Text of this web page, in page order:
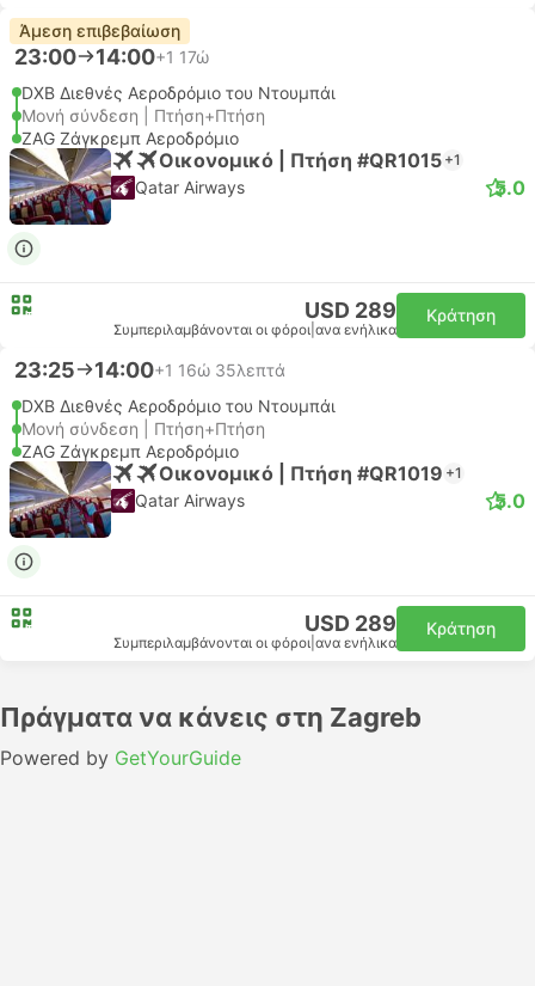
Άμεση επιβεβαίωση
23:00 14:00+1 17ώ
DXB Διεθνές Αεροδρόμιο του Ντουμπάι
Μονή σύνδεση | Πτήση+Πτήση
ZAG Ζάγκρεμπ Αεροδρόμιο
Οικονομικό | Πτήση #QR1015 +1
Qatar Airways 5.0
USD 289
Συμπεριλαμβάνονται οι φόροι ανα ενήλικα
Κράτηση
23:25 14:00+1 16ώ 35λεπτά
DXB Διεθνές Αεροδρόμιο του Ντουμπάι
Μονή σύνδεση | Πτήση+Πτήση
ZAG Ζάγκρεμπ Αεροδρόμιο
Οικονομικό | Πτήση #QR1019 +1
Qatar Airways 5.0
USD 289
Συμπεριλαμβάνονται οι φόροι ανα ενήλικα
Κράτηση
Πράγματα να κάνεις στη Zagreb
Powered by GetYourGuide